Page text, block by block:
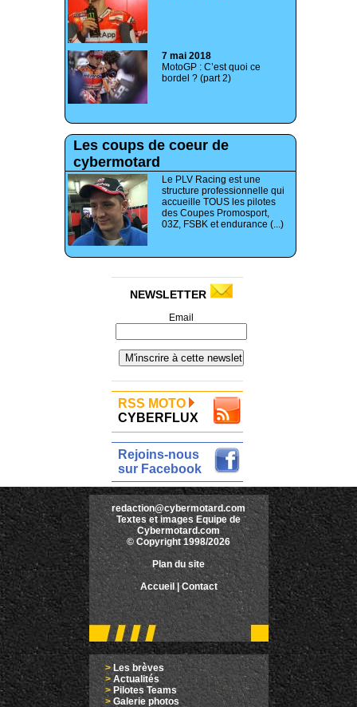
7 mai 2018
MotoGP : C’est quoi ce
bordel ? (part 2)
Les coups de coeur de
cybermotard
Le PLV Racing est une
structure professionnelle qui
accueille TOUS les pilotes
des Coupes Promosport,
03Z, FSBK et endurance (...)
NEWSLETTER
Email
RSS MOTO
CYBERFLUX
Rejoins-nous
sur Facebook
redaction@cybermotard.com
Textes et images Equipe de
Cybermotard.com
© Copyright 1998/2026
Plan du site
Accueil |Contact
>Les brèves
> Actualités
> Pilotes Teams
>Galerie photos